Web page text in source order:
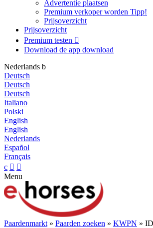
Advertentie plaatsen
Premium verkoper worden Tipp!
Prijsoverzicht
Prijsoverzicht
Premium testen 
Download de app download
Nederlands b
Deutsch
Deutsch
Deutsch
Italiano
Polski
English
English
Nederlands
Español
Français
c  
Menu
Paardenmarkt » Paarden zoeken » KWPN »